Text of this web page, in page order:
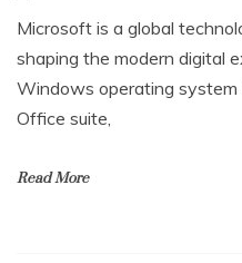
Microsoft is a global
shaping the modern digital
Windows operating
Office suite,
Read More